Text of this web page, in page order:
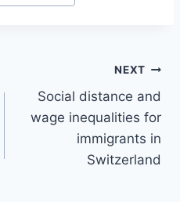
NEXT
Social distance and
wage inequalities for
immigrants in
Switzerland